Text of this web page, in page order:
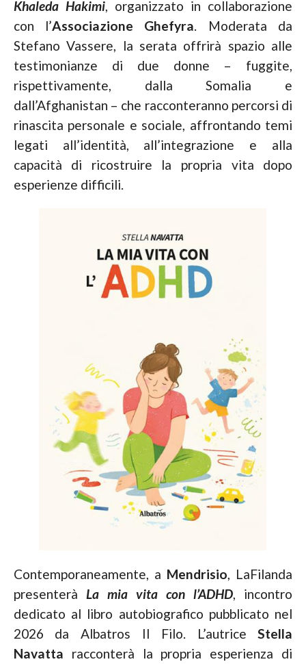
Khaleda Hakimi, organizzato in collaborazione
con l’Associazione Ghefyra. Moderata da
Stefano Vassere, la serata offrirà spazio alle
testimonianze di due donne – fuggite,
rispettivamente, dalla Somalia e
dall’Afghanistan – che racconteranno percorsi di
rinascita personale e sociale, affrontando temi
legati all’identità, all’integrazione e alla
capacità di ricostruire la propria vita dopo
esperienze difficili.
Contemporaneamente, a Mendrisio, LaFilanda
presenterà La mia vita con l’ADHD, incontro
dedicato al libro autobiografico pubblicato nel
2026 da Albatros Il Filo. L’autriceStella
Navatta racconterà la propria esperienza di